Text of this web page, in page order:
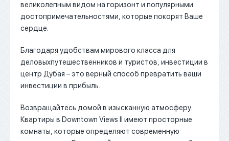
великолепным видом на горизонт и популярными
достопримечательностями, которые покорят Ваше
сердце.
Благодаря удобствам мирового класса для
деловыхпутешественников и туристов, инвестиции в
центр Дубая – это верный способ превратить ваши
инвестиции в прибыль.
Возвращайтесь домой в изысканную атмосферу.
Квартиры в Downtown Views II имеют просторные
комнаты, которые определяют современную